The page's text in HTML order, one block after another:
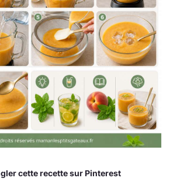
cette recette sur Pinterest